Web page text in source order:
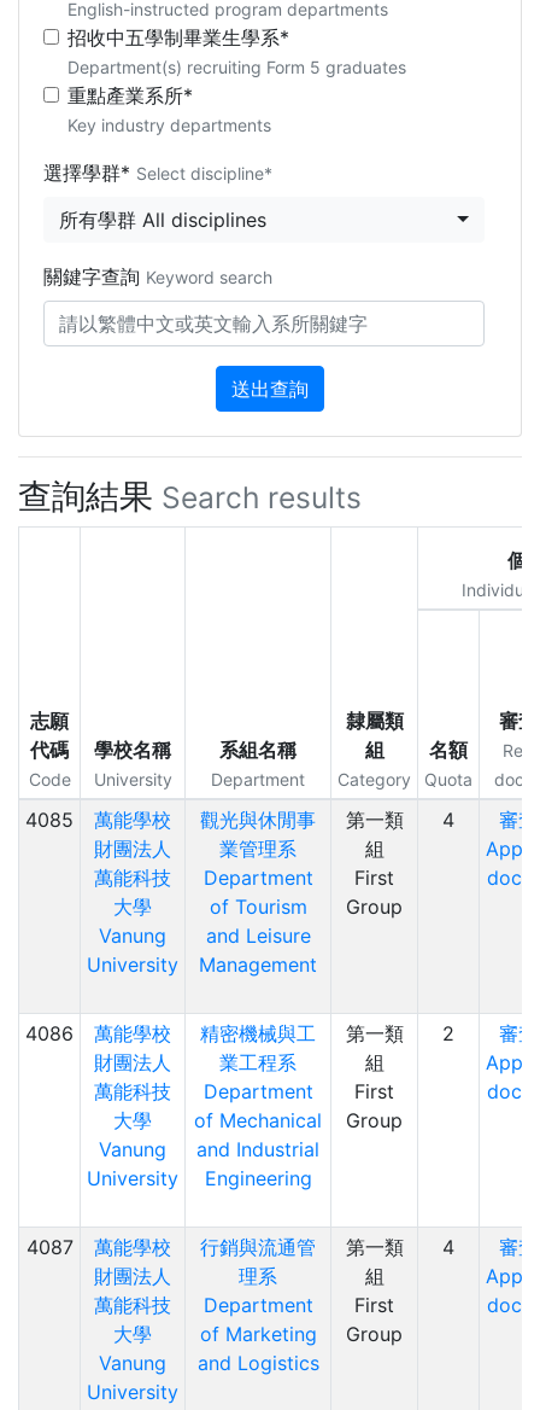
English-instructed program departments
招收中五學制畢業生學系*
Department(s) recruiting Form 5 graduates
重點產業系所*
Key industry departments
選擇學群* Select discipline*
所有學群 All disciplines
關鍵字查詢 Keyword search
送出查詢
查詢結果 Search results
志願
代碼
Code
學校名稱
University
系組名稱
Department
隸屬類
組
Category
個
名額
Quota
審
4085
萬能學校
財團法人
萬能科技
大學
Vanung
University
觀光與休閒事
業管理系
Department
of Tourism
and Leisure
Management
第一類
組
First
Group
4
審
4086
萬能學校
財團法人
萬能科技
大學
Vanung
University
精密機械與工
業工程系
Department
of Mechanical
and Industrial
Engineering
第一類
組
First
Group
2
審
4087
萬能學校
財團法人
萬能科技
大學
Vanung
University
行銷與流通管
理系
Department
of Marketing
and Logistics
第一類
組
First
Group
4
審